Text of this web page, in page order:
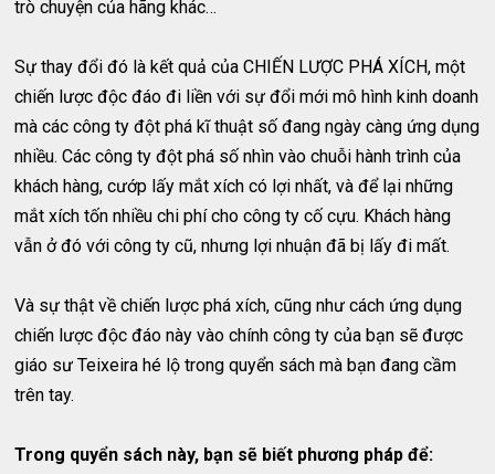
trò chuyện của hãng khác…
Sự thay đổi đó là kết quả của CHIẾN LƯỢC PHÁ XÍCH, một
chiến lược độc đáo đi liền với sự đổi mới mô hình kinh doanh
mà các công ty đột phá kĩ thuật số đang ngày càng ứng dụng
nhiều. Các công ty đột phá số nhìn vào chuỗi hành trình của
khách hàng, cướp lấy mắt xích có lợi nhất, và để lại những
mắt xích tốn nhiều chi phí cho công ty cố cựu. Khách hàng
vẫn ở đó với công ty cũ, nhưng lợi nhuận đã bị lấy đi mất.
Và sự thật về chiến lược phá xích, cũng như cách ứng dụng
chiến lược độc đáo này vào chính công ty của bạn sẽ được
giáo sư Teixeira hé lộ trong quyển sách mà bạn đang cầm
trên tay.
Trong quyển sách này, bạn sẽ biết phương pháp để: